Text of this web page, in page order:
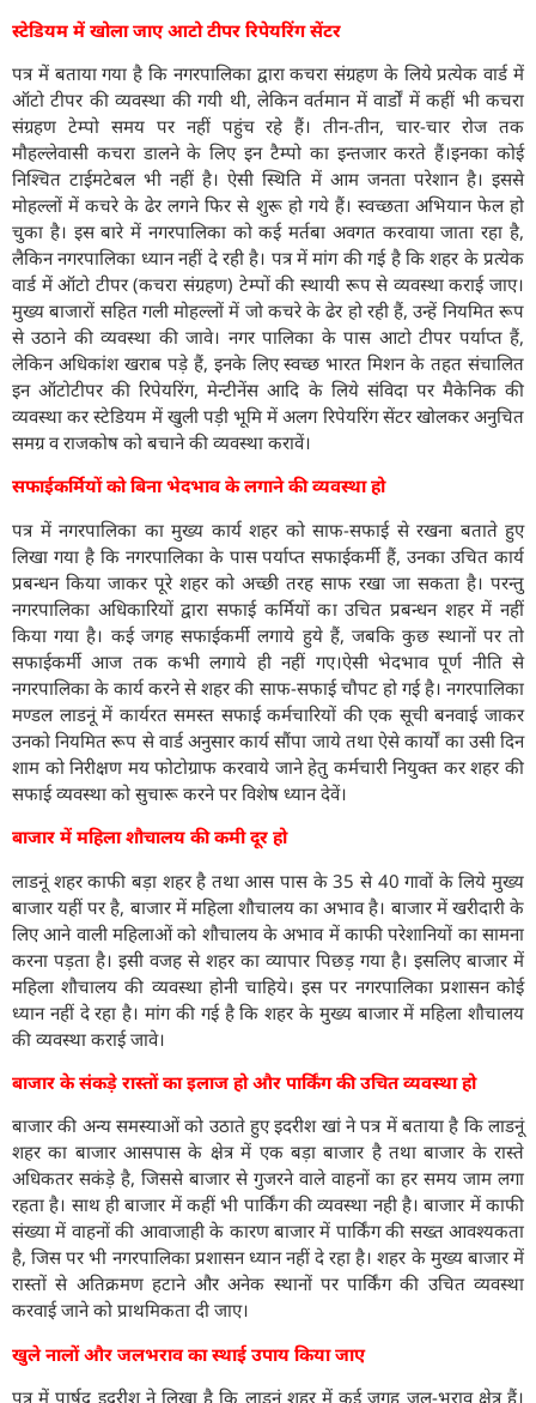
स्टेडियम में खोला जाए आटो टीपर रिपेयरिंग सेंटर
पत्र में बताया गया है कि नगरपालिका द्वारा कचरा संग्रहण के लिये प्रत्येक वार्ड में
ऑटो टीपर की व्यवस्था की गयी थी, लेकिन वर्तमान में वार्डों में कहीं भी कचरा
संग्रहण टेम्पो समय पर नहीं पहुंच रहे हैं। तीन-तीन, चार-चार रोज तक
मौहल्लेवासी कचरा डालने के लिए इन टैम्पो का इन्तजार करते हैं।इनका कोई
निश्चित टाईमटेबल भी नहीं है। ऐसी स्थिति में आम जनता परेशान है। इससे
मोहल्लों में कचरे के ढेर लगने फिर से शुरू हो गये हैं। स्वच्छता अभियान फेल हो
चुका है। इस बारे में नगरपालिका को कई मर्तबा अवगत करवाया जाता रहा है,
लैकिन नगरपालिका ध्यान नहीं दे रही है। पत्र में मांग की गई है कि शहर के प्रत्येक
वार्ड में ऑटो टीपर (कचरा संग्रहण) टेम्पों की स्थायी रूप से व्यवस्था कराई जाए।
मुख्य बाजारों सहित गली मोहल्लों में जो कचरे के ढेर हो रही हैं, उन्हें नियमित रूप
से उठाने की व्यवस्था की जावे। नगर पालिका के पास आटो टीपर पर्याप्त हैं,
लेकिन अधिकांश खराब पड़े हैं, इनके लिए स्वच्छ भारत मिशन के तहत संचालित
इन ऑटोटीपर की रिपेयरिंग, मेन्टीनेंस आदि के लिये संविदा पर मैकेनिक की
व्यवस्था कर स्टेडियम में खुली पड़ी भूमि में अलग रिपेयरिंग सेंटर खोलकर अनुचित
समग्र व राजकोष को बचाने की व्यवस्था करावें।
सफाईकर्मियों को बिना भेदभाव के लगाने की व्यवस्था हो
पत्र में नगरपालिका का मुख्य कार्य शहर को साफ-सफाई से रखना बताते हुए
लिखा गया है कि नगरपालिका के पास पर्याप्त सफाईकर्मी हैं, उनका उचित कार्य
प्रबन्धन किया जाकर पूरे शहर को अच्छी तरह साफ रखा जा सकता है। परन्तु
नगरपालिका अधिकारियों द्वारा सफाई कर्मियों का उचित प्रबन्धन शहर में नहीं
किया गया है। कई जगह सफाईकर्मी लगाये हुये हैं, जबकि कुछ स्थानों पर तो
सफाईकर्मी आज तक कभी लगाये ही नहीं गए।ऐसी भेदभाव पूर्ण नीति से
नगरपालिका के कार्य करने से शहर की साफ-सफाई चौपट हो गई है। नगरपालिका
मण्डल लाडनूं में कार्यरत समस्त सफाई कर्मचारियों की एक सूची बनवाई जाकर
उनको नियमित रूप से वार्ड अनुसार कार्य सौंपा जाये तथा ऐसे कार्यों का उसी दिन
शाम को निरीक्षण मय फोटोग्राफ करवाये जाने हेतु कर्मचारी नियुक्त कर शहर की
सफाई व्यवस्था को सुचारू करने पर विशेष ध्यान देवें।
बाजार में महिला शौचालय की कमी दूर हो
लाडनूं शहर काफी बड़ा शहर है तथा आस पास के 35 से 40 गावों के लिये मुख्य
बाजार यहीं पर है, बाजार में महिला शौचालय का अभाव है। बाजार में खरीदारी के
लिए आने वाली महिलाओं को शौचालय के अभाव में काफी परेशानियों का सामना
करना पड़ता है। इसी वजह से शहर का व्यापार पिछड़ गया है। इसलिए बाजार में
महिला शौचालय की व्यवस्था होनी चाहिये। इस पर नगरपालिका प्रशासन कोई
ध्यान नहीं दे रहा है। मांग की गई है कि शहर के मुख्य बाजार में महिला शौचालय
की व्यवस्था कराई जावे।
बाजार के संकड़े रास्तों का इलाज हो और पार्किंग की उचित व्यवस्था हो
बाजार की अन्य समस्याओं को उठाते हुए इदरीश खां ने पत्र में बताया है कि लाडनूं
शहर का बाजार आसपास के क्षेत्र में एक बड़ा बाजार है तथा बाजार के रास्ते
अधिकतर सकंड़े है, जिससे बाजार से गुजरने वाले वाहनों का हर समय जाम लगा
रहता है। साथ ही बाजार में कहीं भी पार्किंग की व्यवस्था नही है। बाजार में काफी
संख्या में वाहनों की आवाजाही के कारण बाजार में पार्किंग की सख्त आवश्यकता
है, जिस पर भी नगरपालिका प्रशासन ध्यान नहीं दे रहा है। शहर के मुख्य बाजार में
रास्तों से अतिक्रमण हटाने और अनेक स्थानों पर पार्किंग की उचित व्यवस्था
करवाई जाने को प्राथमिकता दी जाए।
खुले नालों और जलभराव का स्थाई उपाय किया जाए
पत्र में पार्षद इदरीश ने लिखा है कि लाडनूं शहर में कई जगह जल-भराव क्षेत्र हैं।